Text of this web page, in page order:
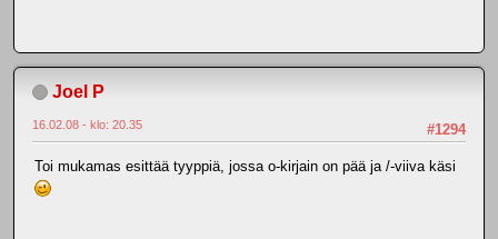
Joel P
#1294
16.02.08 - klo: 20.35
Toi mukamas esittää tyyppiä, jossa o-kirjain on pää ja /-viiva käsi